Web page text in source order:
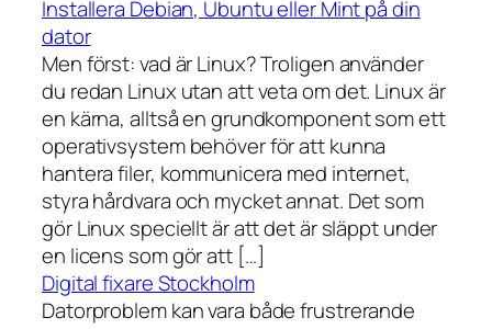
Installera Debian, Ubuntu eller Mint på din
dator
Men först: vad är Linux? Troligen använder
du redan Linux utan att veta om det. Linux är
en kärna, alltså en grundkomponent som ett
operativsystem behöver för att kunna
hantera filer, kommunicera med internet,
styra hårdvara och mycket annat. Det som
gör Linux speciellt är att det är släppt under
en licens som gör att […]
Digital fixare Stockholm
Datorproblem kan vara både frustrerande